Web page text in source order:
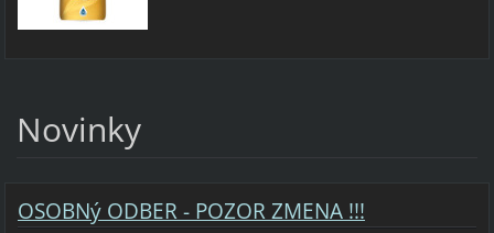
Novinky
OSOBNý ODBER - POZOR ZMENA !!!